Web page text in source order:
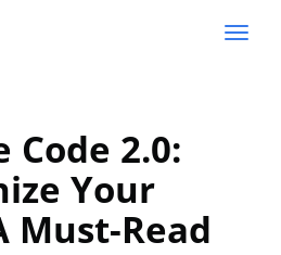
2.0:
Your
Must-Read